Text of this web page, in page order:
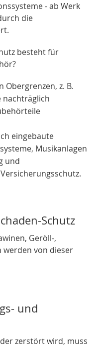
- ab Werk
die
besteht für
Obergrenzen, z. B.
nachträglich
eingebaute
Musikanlagen
und
Schutz
Geröll-,
werden von dieser
und
zerstört wird, muss